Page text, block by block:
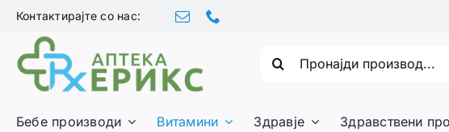
Skip
content
Контактирајте со нас:
Бебе производи Витамини Здравје Здравствени